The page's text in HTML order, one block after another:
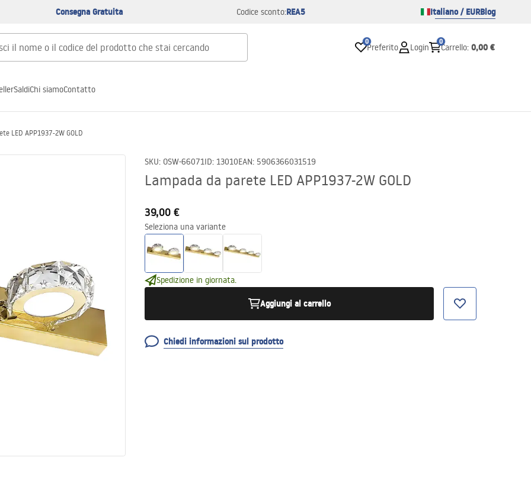
Consegna Gratuita Codice sconto:REA5 Italiano / EURBlog
0
Preferito Login
0
Carrello: 0,00 €
SaldiChi siamoContatto
LED APP1937-2W GOLD
SKU: OSW-66071ID: 13010EAN: 5906366031519
Lampada da parete LED APP1937-2W GOLD
39,00 €
Seleziona una variante
Spedizione in giornata.
Aggiungi al carrello
Chiedi informazioni sul prodotto